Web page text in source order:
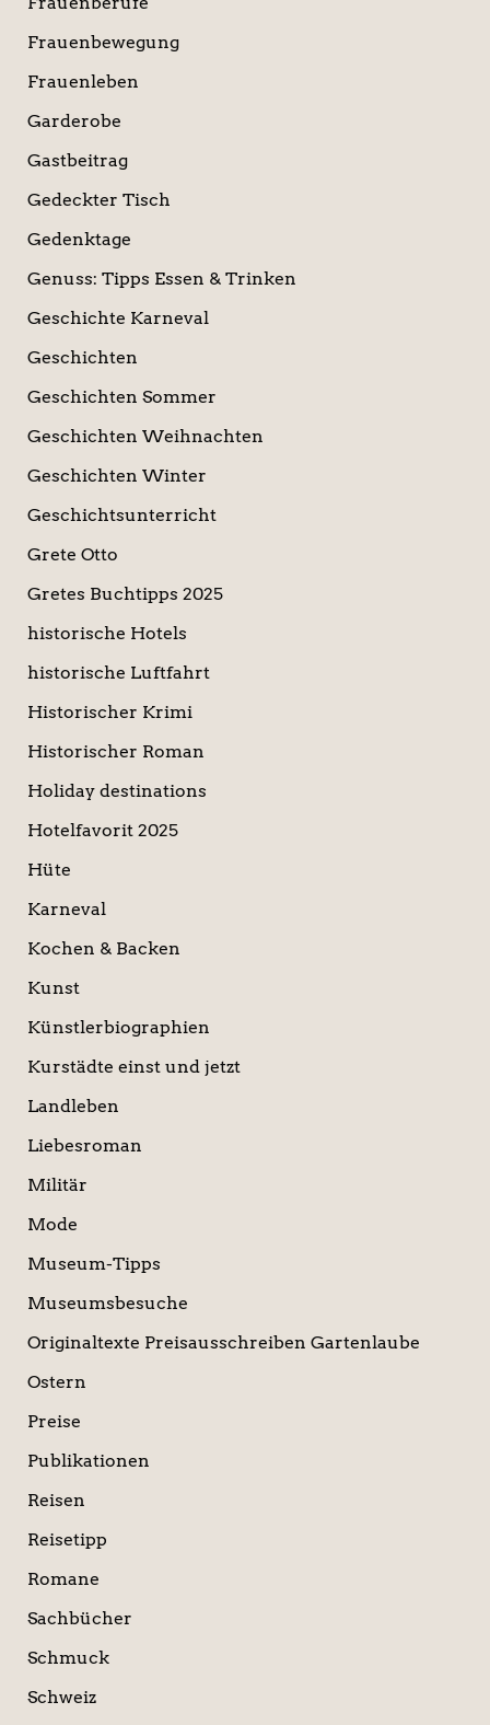
Frauenbewegung
Frauenleben
Garderobe
Gastbeitrag
Gedeckter Tisch
Gedenktage
Genuss: Tipps Essen & Trinken
Geschichte Karneval
Geschichten
Geschichten Sommer
Geschichten Weihnachten
Geschichten Winter
Geschichtsunterricht
Grete Otto
Gretes Buchtipps 2025
historische Hotels
historische Luftfahrt
Historischer Krimi
Historischer Roman
Holiday destinations
Hotelfavorit 2025
Hüte
Karneval
Kochen & Backen
Kunst
Künstlerbiographien
Kurstädte einst und jetzt
Landleben
Liebesroman
Militär
Mode
Museum-Tipps
Museumsbesuche
Originaltexte Preisausschreiben Gartenlaube
Ostern
Preise
Publikationen
Reisen
Reisetipp
Romane
Sachbücher
Schmuck
Schweiz